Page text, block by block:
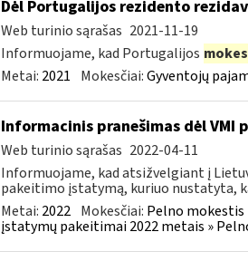
Dėl Portugalijos rezidento
Web turinio sąrašas 2021-11-19
Informuojame, kad Portugalijos
Metai: 2021 Mokesčiai:Gyventojų
Informacinis pranešimas dėl VMI
Web turinio sąrašas 2022-04-11
Informuojame, kad atsižvelgiant į
pakeitimo įstatymą, kuriuo nustatyta,
Metai: 2022 Mokesčiai: Pelno mokestis
įstatymų pakeitimai 2022 metais »